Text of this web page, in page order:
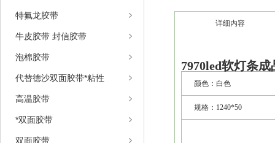
特氟龙胶带
牛皮胶带 封信胶带
泡棉胶带
代替德沙双面胶带*粘性
高温胶带
*双面胶带
双面胶带
详细内容
7970led软灯条成
颜色：白色
规格：1240*50